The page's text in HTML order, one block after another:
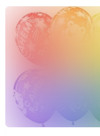
пастель,
5